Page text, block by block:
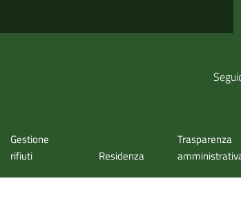
Gestione
rifiuti
Residenza
Trasparenza